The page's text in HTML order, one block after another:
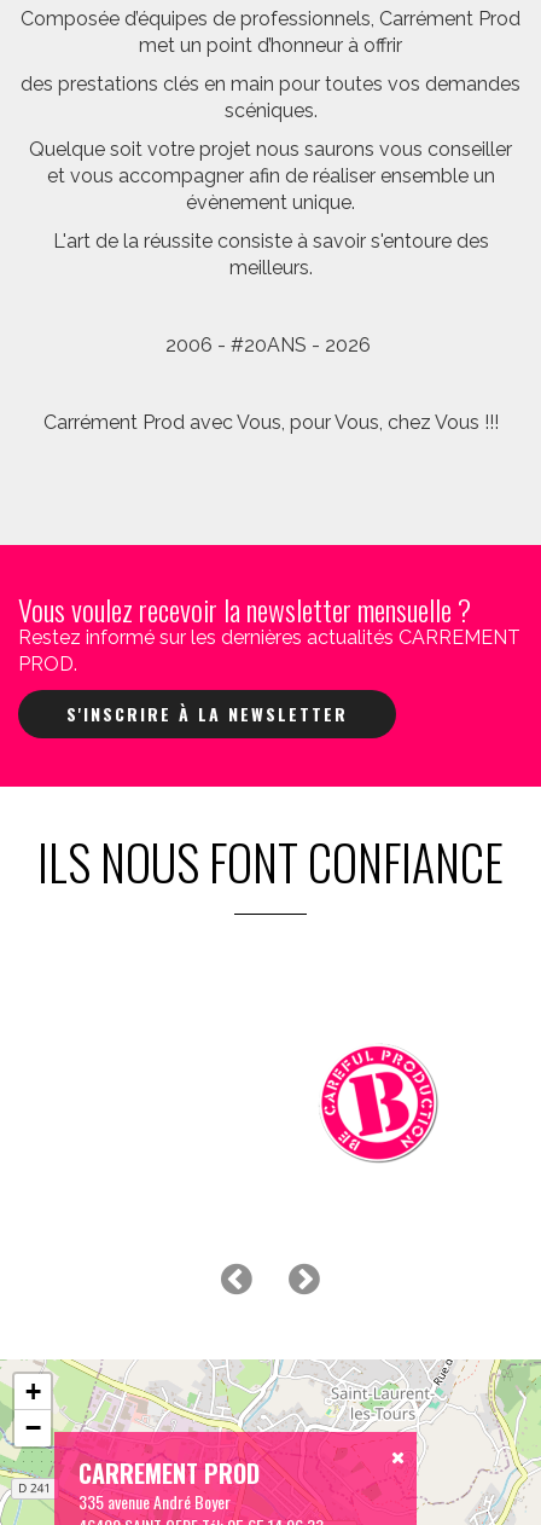
Composée d’équipes de professionnels, Carrément Prod
met un point d’honneur à offrir
des prestations clés en main pour toutes vos demandes
scéniques.
Quelque soit votre projet nous saurons vous conseiller
et vous accompagner afin de réaliser ensemble un
évènement unique.
L'art de la réussite consiste à savoir s'entoure des
meilleurs.
2006 - #20ANS - 2026
Carrément Prod avec Vous, pour Vous, chez Vous !!!
Vous voulez recevoir la newsletter mensuelle ?
Restez informé sur les dernières actualités CARREMENT
PROD.
S'INSCRIRE À LA NEWSLETTER
ILS NOUS FONT CONFIANCE
CARREMENT PROD
335 avenue André Boyer
+
−